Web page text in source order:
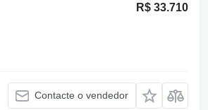
R$ 33.710
Contacte o vendedor